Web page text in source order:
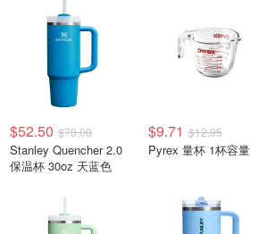
$52.50 $70.00
Stanley Quencher 2.0
保温杯 30oz 天蓝色
$9.71 $12.95
Pyrex 量杯 1杯容量